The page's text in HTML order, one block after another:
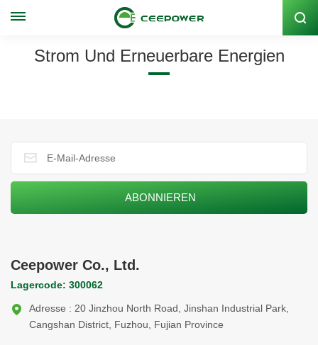
Lagercode: 300062
Strom Und Erneuerbare Energien
Ceepower Co., Ltd.
Lagercode: 300062
Adresse : 20 Jinzhou North Road, Jinshan Industrial Park,
Cangshan District, Fuzhou, Fujian Province